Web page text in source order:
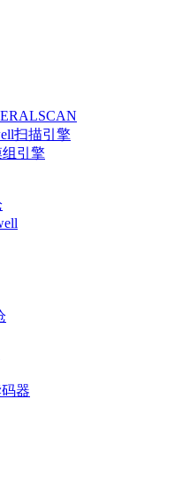
扫描引擎
组引擎
器